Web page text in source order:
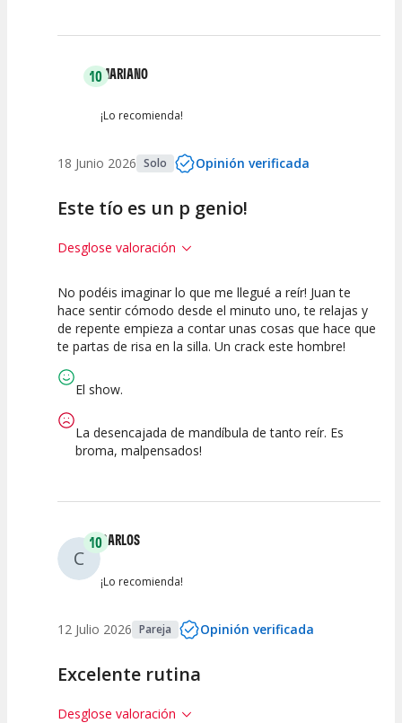
10MARIANO
¡Lo recomienda!
18 Junio 2026 Solo Opinión verificada
Este tío es un p genio!
Desglose valoración
10
Calidad del
Espectáculo
10
Puesta en
Escena
10
Interpretación
artística
No podéis imaginar lo que me llegué a reír! Juan te
hace sentir cómodo desde el minuto uno, te relajas y
de repente empieza a contar unas cosas que hace que
te partas de risa en la silla. Un crack este hombre!
El show.
La desencajada de mandíbula de tanto reír. Es
broma, malpensados!
C
10CARLOS
¡Lo recomienda!
12 Julio 2026 Pareja Opinión verificada
Excelente rutina
Desglose valoración